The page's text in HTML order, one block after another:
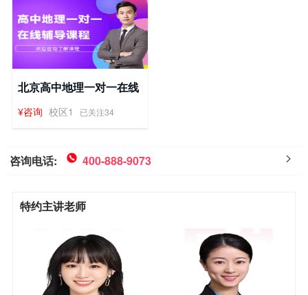
北京高中地理一对一在线
辅导课程
¥咨询 校区1 已关注34
咨询电话: 400-888-9073
特约主讲老师